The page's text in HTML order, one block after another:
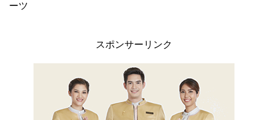
ーツ
スポンサーリンク